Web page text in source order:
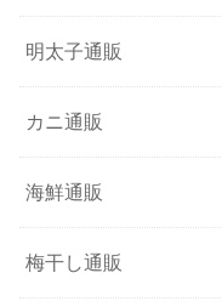
明太子通販
カニ通販
海鮮通販
梅干し通販